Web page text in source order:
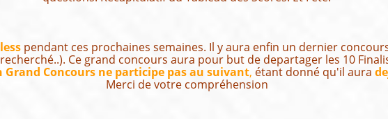
pendant ces prochaines semaines. Il y aura enfin un dernier
Ce grand concours aura pour but de departager les 10
Concours ne participe pas au suivant, étant donné qu'il aura
Merci de votre compréhension